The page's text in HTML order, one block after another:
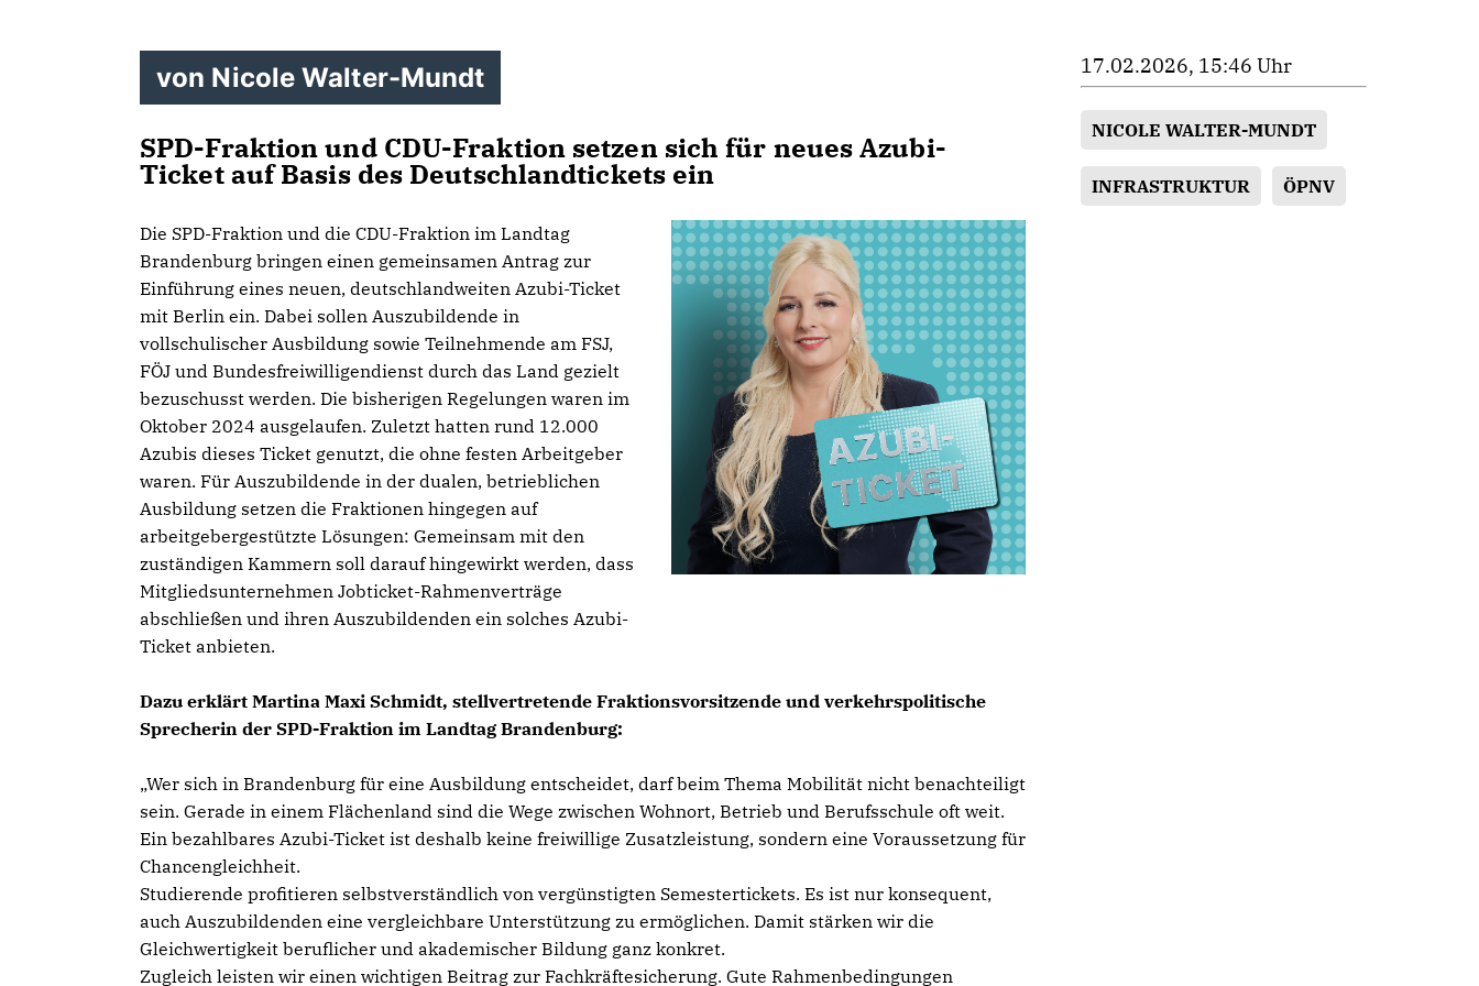
von Nicole Walter-Mundt
SPD-Fraktion und CDU-Fraktion setzen sich für neues Azubi-
Ticket auf Basis des Deutschlandtickets ein
Die SPD-Fraktion und die CDU-Fraktion im Landtag
Brandenburg bringen einen gemeinsamen Antrag zur
Einführung eines neuen, deutschlandweiten Azubi-Ticket
mit Berlin ein. Dabei sollen Auszubildende in
vollschulischer Ausbildung sowie Teilnehmende am FSJ,
FÖJ und Bundesfreiwilligendienst durch das Land gezielt
bezuschusst werden. Die bisherigen Regelungen waren im
Oktober 2024 ausgelaufen. Zuletzt hatten rund 12.000
Azubis dieses Ticket genutzt, die ohne festen Arbeitgeber
waren. Für Auszubildende in der dualen, betrieblichen
Ausbildung setzen die Fraktionen hingegen auf
arbeitgebergestützte Lösungen: Gemeinsam mit den
zuständigen Kammern soll darauf hingewirkt werden, dass
Mitgliedsunternehmen Jobticket-Rahmenverträge
abschließen und ihren Auszubildenden ein solches Azubi-
Ticket anbieten.
Dazu erklärt Martina Maxi Schmidt, stellvertretende Fraktionsvorsitzende und verkehrspolitische
Sprecherin der SPD-Fraktion im Landtag Brandenburg:
Wer sich in Brandenburg für eine Ausbildung entscheidet, darf beim Thema Mobilität nicht benachteiligt
sein. Gerade in einem Flächenland sind die Wege zwischen Wohnort, Betrieb und Berufsschule oft weit.
Ein bezahlbares Azubi-Ticket ist deshalb keine freiwillige Zusatzleistung, sondern eine Voraussetzung für
Chancengleichheit.
Studierende profitieren selbstverständlich von vergünstigten Semestertickets. Es ist nur konsequent,
auch Auszubildenden eine vergleichbare Unterstützung zu ermöglichen. Damit stärken wir die
Gleichwertigkeit beruflicher und akademischer Bildung ganz konkret.
Zugleich leisten wir einen wichtigen Beitrag zur Fachkräftesicherung. Gute Rahmenbedingungen
17.02.2026, 15:46 Uhr
NICOLE WALTER-MUNDT
INFRASTRUKTUR ÖPNV